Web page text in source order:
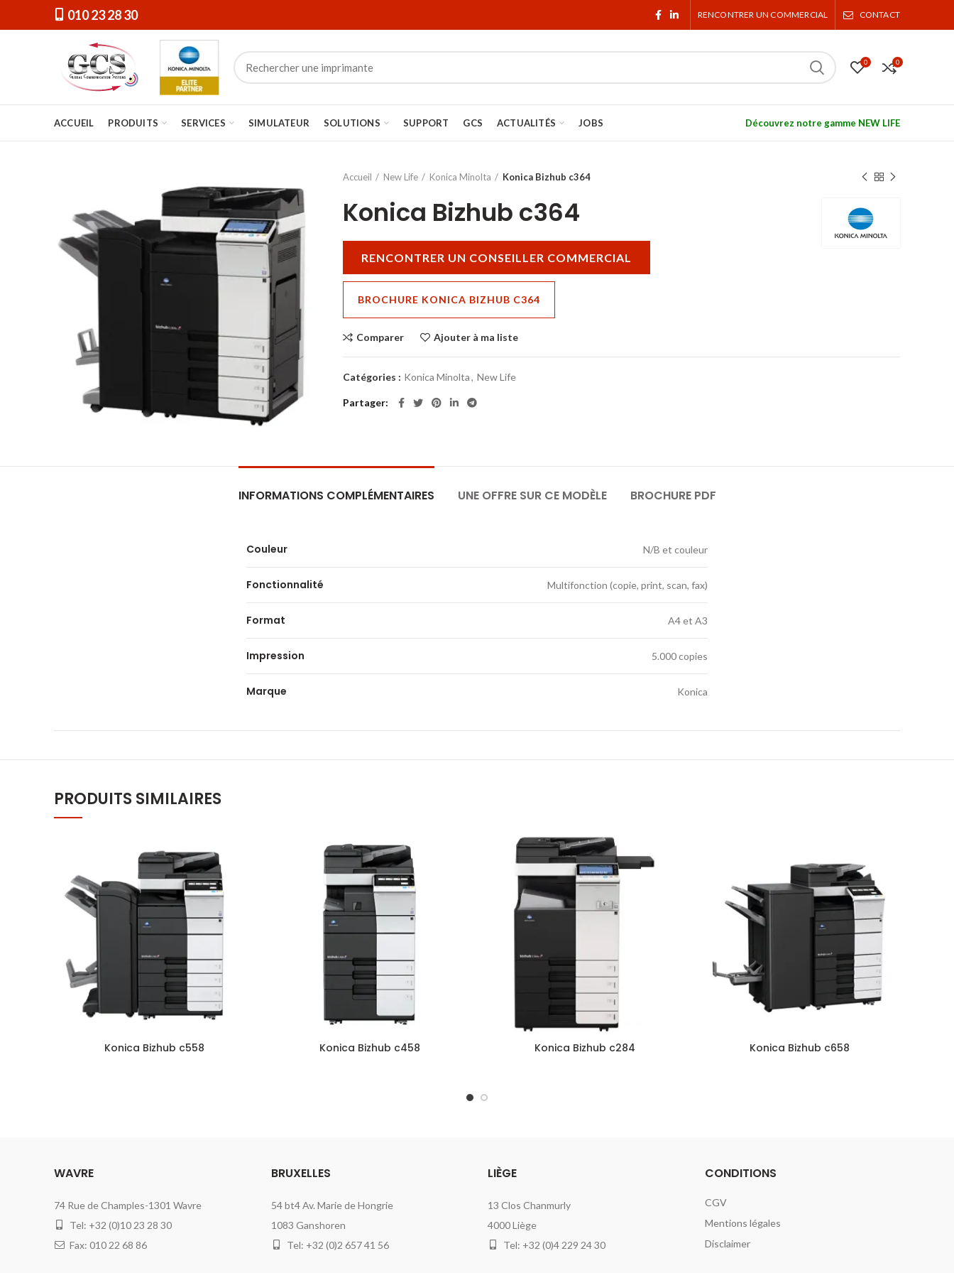
010 23 28 30 RENCONTRER UN COMMERCIAL CONTACT
0 0
ACCUEIL PRODUITS SERVICES SIMULATEUR SOLUTIONS SUPPORT GCS ACTUALITÉS JOBS Découvrez notre gamme NEW LIFE
Accueil New Life Konica Minolta Konica Bizhub c364
Konica Bizhub c364
RENCONTRER UN CONSEILLER COMMERCIAL
BROCHURE KONICA BIZHUB C364
Comparer Ajouter à ma liste
Catégories : Konica Minolta, New Life
Partager
INFORMATIONS COMPLÉMENTAIRES UNE OFFRE SUR CE MODÈLE BROCHURE PDF
Couleur N/B et couleur
Fonctionnalité Multifonction (copie, print, scan, fax)
Format A4 et A3
Impression 5.000 copies
Marque Konica
PRODUITS SIMILAIRES
Konica Bizhub c558 Konica Bizhub c458 Konica Bizhub c284 Konica Bizhub c658
WAVRE
74 Rue de Champles-1301 Wavre
Tel: +32 (0)10 23 28 30
Fax: 010 22 68 86
BRUXELLES
54 bt4 Av. Marie de Hongrie
1083 Ganshoren
Tel: +32 (0)2 657 41 56
LIÈGE
13 Clos Chanmurly
4000 Liège
Tel: +32 (0)4 229 24 30
CONDITIONS
CGV
Mentions légales
Disclaimer